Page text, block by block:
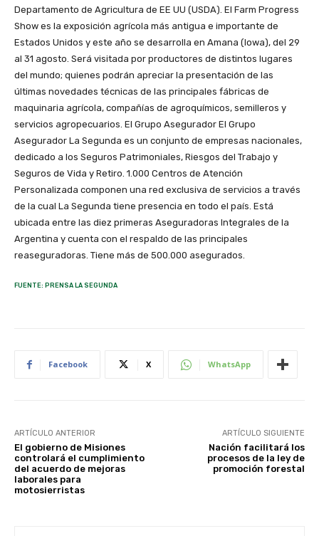
Departamento de Agricultura de EE UU (USDA). El Farm Progress
Show es la exposición agrícola más antigua e importante de
Estados Unidos y este año se desarrolla en Amana (Iowa), del 29
al 31 agosto. Será visitada por productores de distintos lugares
del mundo; quienes podrán apreciar la presentación de las
últimas novedades técnicas de las principales fábricas de
maquinaria agrícola, compañías de agroquímicos, semilleros y
servicios agropecuarios. El Grupo Asegurador El Grupo
Asegurador La Segunda es un conjunto de empresas nacionales,
dedicado a los Seguros Patrimoniales, Riesgos del Trabajo y
Seguros de Vida y Retiro. 1.000 Centros de Atención
Personalizada componen una red exclusiva de servicios a través
de la cual La Segunda tiene presencia en todo el país. Está
ubicada entre las diez primeras Aseguradoras Integrales de la
Argentina y cuenta con el respaldo de las principales
reaseguradoras. Tiene más de 500.000 asegurados.
FUENTE: PRENSA LA SEGUNDA
Facebook X WhatsApp
ARTÍCULO ANTERIOR
El gobierno de Misiones
controlará el cumplimiento
del acuerdo de mejoras
laborales para
motosierristas
ARTÍCULO SIGUIENTE
Nación facilitará los
procesos de la ley de
promoción forestal